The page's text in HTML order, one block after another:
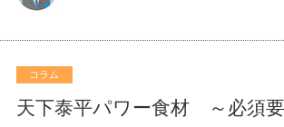
コラム
天下泰平パワー食材 ～必須